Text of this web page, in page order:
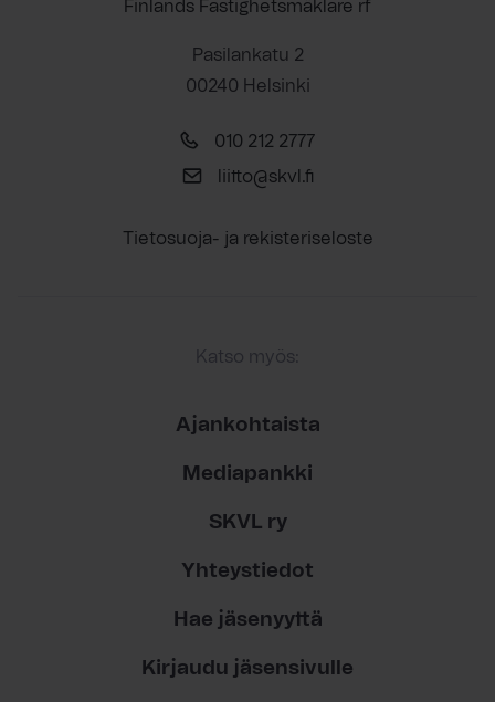
Finlands Fastighetsmäklare rf
Pasilankatu 2
00240 Helsinki
010 212 2777
liitto@skvl.fi
Tietosuoja- ja rekisteriseloste
Katso myös:
Ajankohtaista
Mediapankki
SKVL ry
Yhteystiedot
Hae jäsenyyttä
Kirjaudu jäsensivulle